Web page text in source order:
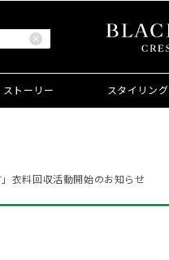
ストーリー スタイリング
」衣料回収活動開始のお知らせ